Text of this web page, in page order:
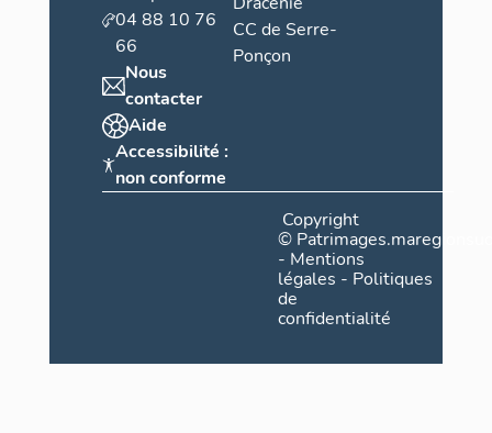
04 88 10 76
66
Nous
contacter
Aide
Accessibilité :
non conforme
CC de Serre-
Ponçon
Copyright
©
- Mentions
légales - Politiques
de
confidentialité